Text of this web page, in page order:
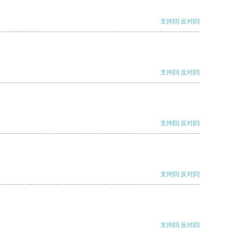
支持[0] 反对[0]
支持[0] 反对[0]
支持[0] 反对[0]
支持[0] 反对[0]
支持[0] 反对[0]